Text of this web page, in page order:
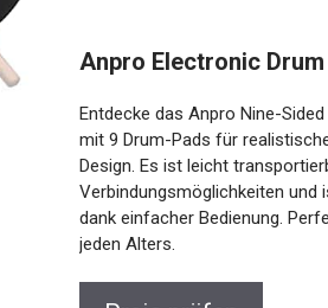
Anpro Electronic Drum
Entdecke das Anpro Nine-Sided
mit 9 Drum-Pads für
Design. Es ist leicht
Verbindungsmöglichkeiten und
dank einfacher Bedienung.
jeden Alters.